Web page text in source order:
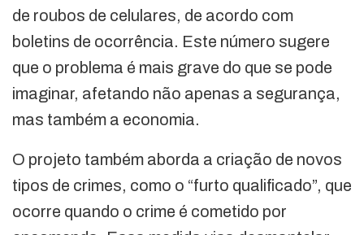
de roubos de celulares, de acordo com
boletins de ocorrência. Este número sugere
que o problema é mais grave do que se pode
imaginar, afetando não apenas a segurança,
mas também a economia.
O projeto também aborda a criação de novos
tipos de crimes, como o “furto qualificado”, que
ocorre quando o crime é cometido por